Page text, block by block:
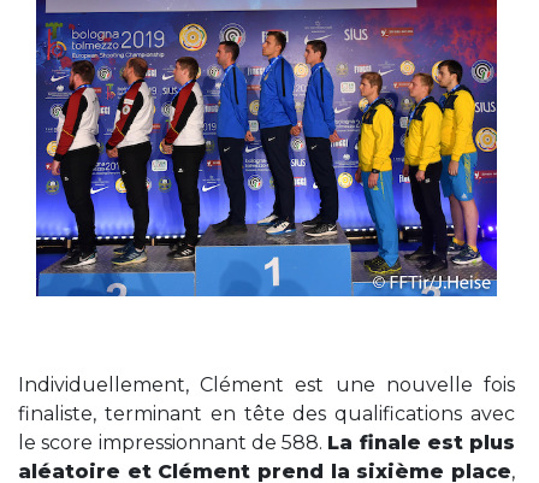
Individuellement, Clément est une nouvelle fois
finaliste, terminant en tête des qualifications avec
le score impressionnant de 588. La finale est plus
aléatoire et Clément prend la sixième place,